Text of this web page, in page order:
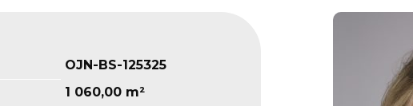
OJN-BS-125325
1 060,00 m²